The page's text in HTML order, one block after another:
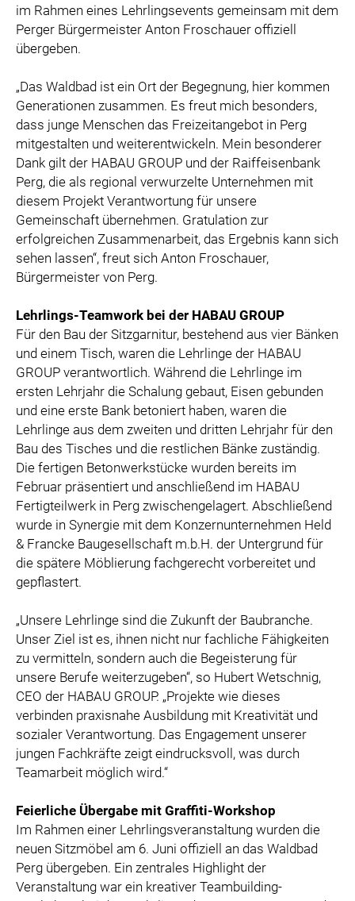
im Rahmen eines Lehrlingsevents gemeinsam mit dem
Perger Bürgermeister Anton Froschauer offiziell
übergeben.
„Das Waldbad ist ein Ort der Begegnung, hier kommen
Generationen zusammen. Es freut mich besonders,
dass junge Menschen das Freizeitangebot in Perg
mitgestalten und weiterentwickeln. Mein besonderer
Dank gilt der HABAU GROUP und der Raiffeisenbank
Perg, die als regional verwurzelte Unternehmen mit
diesem Projekt Verantwortung für unsere
Gemeinschaft übernehmen. Gratulation zur
erfolgreichen Zusammenarbeit, das Ergebnis kann sich
sehen lassen“, freut sich Anton Froschauer,
Bürgermeister von Perg.
Lehrlings-Teamwork bei der HABAU GROUP
Für den Bau der Sitzgarnitur, bestehend aus vier Bänken
und einem Tisch, waren die Lehrlinge der HABAU
GROUP verantwortlich. Während die Lehrlinge im
ersten Lehrjahr die Schalung gebaut, Eisen gebunden
und eine erste Bank betoniert haben, waren die
Lehrlinge aus dem zweiten und dritten Lehrjahr für den
Bau des Tisches und die restlichen Bänke zuständig.
Die fertigen Betonwerkstücke wurden bereits im
Februar präsentiert und anschließend im HABAU
Fertigteilwerk in Perg zwischengelagert. Abschließend
wurde in Synergie mit dem Konzernunternehmen Held
& Francke Baugesellschaft m.b.H. der Untergrund für
die spätere Möblierung fachgerecht vorbereitet und
gepflastert.
„Unsere Lehrlinge sind die Zukunft der Baubranche.
Unser Ziel ist es, ihnen nicht nur fachliche Fähigkeiten
zu vermitteln, sondern auch die Begeisterung für
unsere Berufe weiterzugeben“, so Hubert Wetschnig,
CEO der HABAU GROUP. „Projekte wie dieses
verbinden praxisnahe Ausbildung mit Kreativität und
sozialer Verantwortung. Das Engagement unserer
jungen Fachkräfte zeigt eindrucksvoll, was durch
Teamarbeit möglich wird.“
Feierliche Übergabe mit Graffiti-Workshop
Im Rahmen einer Lehrlingsveranstaltung wurden die
neuen Sitzmöbel am 6. Juni offiziell an das Waldbad
Perg übergeben. Ein zentrales Highlight der
Veranstaltung war ein kreativer Teambuilding-